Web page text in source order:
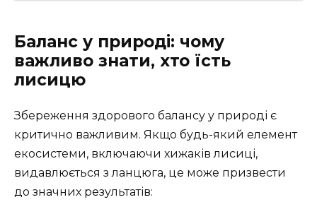
Баланс у природі: чому
важливо знати, хто їсть
лисицю
Збереження здорового балансу у природі є
критично важливим. Якщо будь-який елемент
екосистеми, включаючи хижаків лисиці,
видавлюється з ланцюга, це може призвести
до значних результатів: